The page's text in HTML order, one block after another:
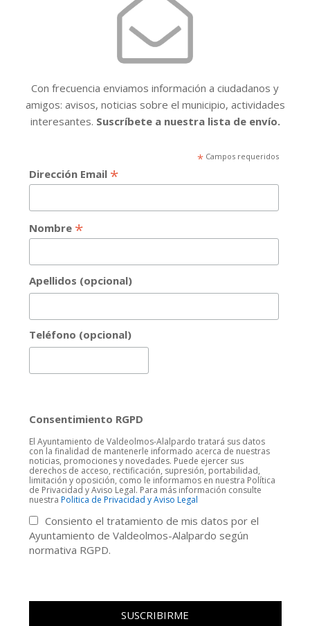
Con frecuencia enviamos información a ciudadanos y
amigos: avisos, noticias sobre el municipio, actividades
interesantes. Suscríbete a nuestra lista de envío.
*Campos requeridos
Dirección Email *
Nombre *
Apellidos (opcional)
Teléfono (opcional)
Consentimiento RGPD
El Ayuntamiento de Valdeolmos-Alalpardo tratará sus datos
con la finalidad de mantenerle informado acerca de nuestras
noticias, promociones y novedades. Puede ejercer sus
derechos de acceso, rectificación, supresión, portabilidad,
limitación y oposición, como le informamos en nuestra Política
de Privacidad y Aviso Legal. Para más información consulte
nuestra Politica de Privacidad y Aviso Legal
Consiento el tratamiento de mis datos por el
Ayuntamiento de Valdeolmos-Alalpardo según
normativa RGPD.